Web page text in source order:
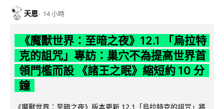
天恩 14 小時
《魔獸世界：至暗之夜》12.1 「烏拉特
克的詛咒」專訪：巢穴不為提高世界首
領門檻而設 《諸王之眠》縮短約 10 分
鐘
《魔獸世界：至暗之夜》版本更新 12.1「烏拉特克的詛咒」將